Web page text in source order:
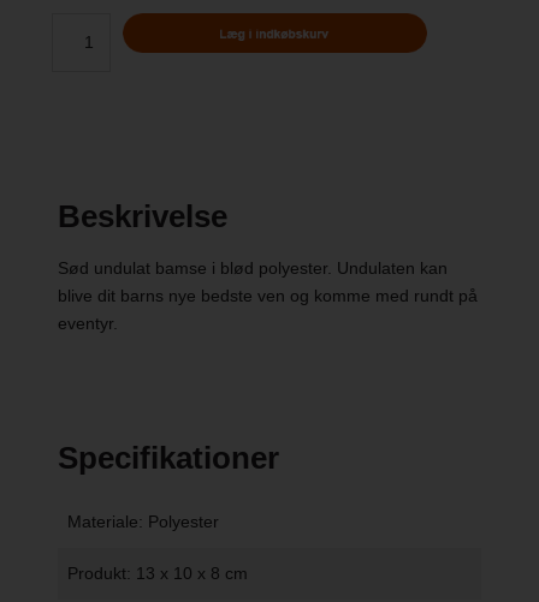
Beskrivelse
Sød undulat bamse i blød polyester. Undulaten kan
blive dit barns nye bedste ven og komme med rundt på
eventyr.
Specifikationer
Materiale: Polyester
Produkt: 13 x 10 x 8 cm